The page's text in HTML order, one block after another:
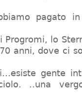
pagato
Progromi, lo
anni, dove ci
gente
..una